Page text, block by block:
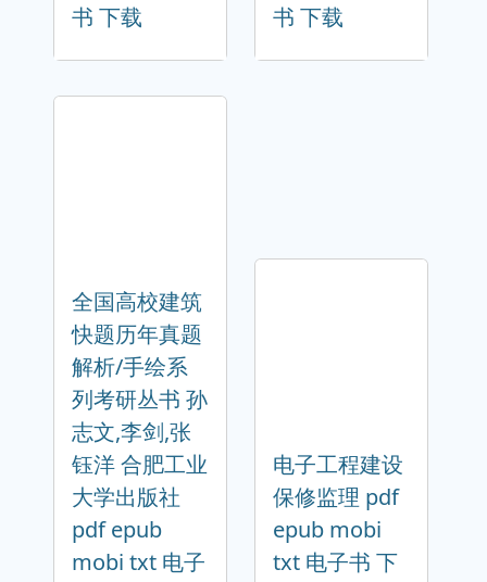
书 下载
书 下载
全国高校建筑
快题历年真题
解析/手绘系
列考研丛书 孙
志文,李剑,张
钰洋 合肥工业
大学出版社
pdf epub
mobi txt 电子
电子工程建设
保修监理 pdf
epub mobi
txt 电子书 下